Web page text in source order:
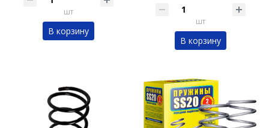
шт
В корзину
шт
В корзину